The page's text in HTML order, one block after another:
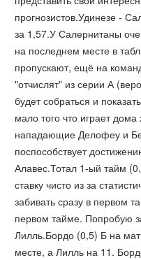
прогнозистов.Удинезе -
за 1,57.У Салернитаны
на последнем месте в
пропускают, ещё на
"отчислят" из серии А
будет собраться и
мало того что играет
нападающие Делофеу и
поспособствует
Алавес.Тотал 1-ый тайм
ставку чисто из за
забивать сразу в первом
первом тайме. Попробую
Лилль.Бордо (0,5) Б на
месте, а Лилль на 11.